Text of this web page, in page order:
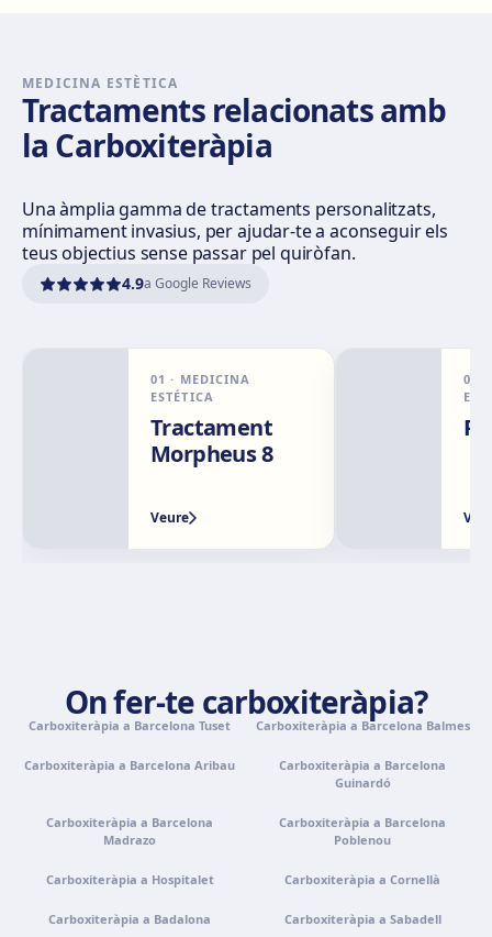
Com arribar
Sevilla Remedios
Virgen de Luján, 30 A, Edif. La Pérgola, 41011 Sevilla
Com arribar Veure clínica
Córdoba
Calle El Nogal, 2, Nte. Sierra, 14006 Córdoba
Calle Rachmaninov, 5, 29002 Málaga
Veure clínica
Avenida Constitución, 42, 1.º A, 18014 Granada
Illes Balears
Com arribarVeure clínica
Calle Álvaro Rodríguez López, 30, 38005 Santa Cruz de
Tenerife
Com arribar Veure clínica
MEDICINA ESTÈTICA
Tractaments relacionats amb
la Carboxiteràpia
Una àmplia gamma de tractaments personalitzats,
mínimament invasius, per ajudar-te a aconseguir els
teus objectius sense passar pel quiròfan.
4.9a Google Reviews
01 · MEDICINA
ESTÉTICA
Tractament
Morpheus 8
Veure
02
On fer-te carboxiteràpia?
Carboxiteràpia a Barcelona Tuset Carboxiteràpia a Barcelona Balmes
Carboxiteràpia a Barcelona Aribau
Carboxiteràpia a Barcelona
Guinardó
Carboxiteràpia a Barcelona
Madrazo
Carboxiteràpia a Barcelona
Poblenou
Carboxiteràpia a Hospitalet Carboxiteràpia a Cornellà
Carboxiteràpia a Badalona Carboxiteràpia a Sabadell